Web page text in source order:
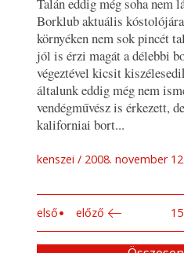
Talán eddig még soha nem
Borklub aktuális
környéken nem sok pincét
jól is érzi magát a délebbi
végeztével kicsit
általunk eddig még nem
vendégművész is érkezett,
kaliforniai bort...
kenszei 2008. november
első előző 15